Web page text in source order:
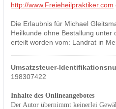
http://www.Freieheilpraktiker.com
Die Erlaubnis für Michael
Heilkunde ohne Bestallung unter
erteilt worden vom: Landrat in
Umsatzsteuer-
198307422
Inhalte des Onlineangebotes
Der Autor übernimmt keinerlei